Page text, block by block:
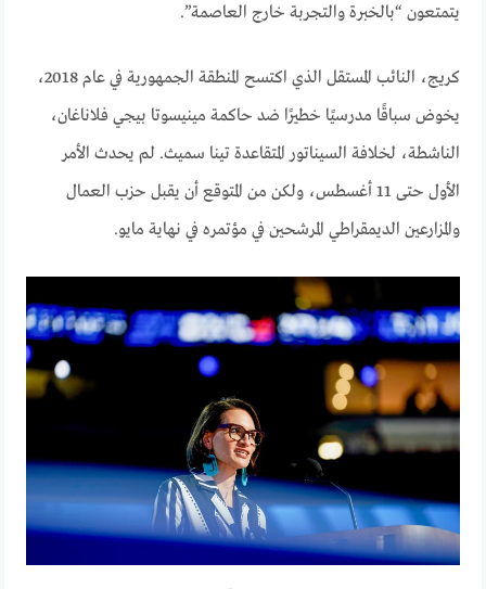
يتمتعون “بالخبرة والتجربة خارج العاصمة”.
كريج، النائب المستقل الذي اكتسح المنطقة الجمهورية في عام 2018،
يخوض سباقًا مدرسيًا خطيرًا ضد حاكمة مينيسوتا بيجي فلاناغان،
الناشطة، لخلافة السيناتور المتقاعدة تينا سميث. لم يحدث الأمر
الأول حتى 11 أغسطس، ولكن من المتوقع أن يقبل حزب العمال
والمزارعين الديمقراطي المرشحين في مؤتمره في نهاية مايو.